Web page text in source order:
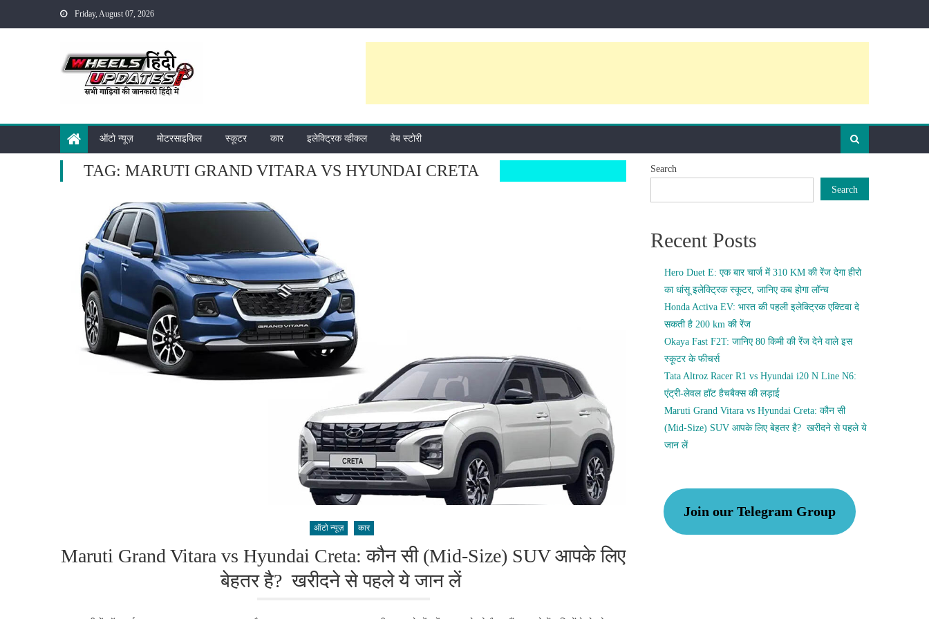
Friday, August 07, 2026
ऑटो न्यूज़ मोटरसाइकिल स्कूटर कार इलेक्ट्रिक व्हीकल वेब स्टोरी
TAG: MARUTI GRAND VITARA VS HYUNDAI CRETA
ऑटो न्यूज़ कार
Maruti Grand Vitara vs Hyundai Creta: कौन सी (Mid-Size) SUV आपके लिए
बेहतर है? खरीदने से पहले ये जान लें
Search
Search
Recent Posts
Hero Duet E: एक बार चार्ज में 310 KM की रेंज देगा हीरो
का धांसू इलेक्ट्रिक स्कूटर, जानिए कब होगा लॉन्च
Honda Activa EV: भारत की पहली इलेक्ट्रिक एक्टिवा दे
सकती है 200 km की रेंज
Okaya Fast F2T: जानिए 80 किमी की रेंज देने वाले इस
स्कूटर के फीचर्स
Tata Altroz Racer R1 vs Hyundai i20 N Line N6:
एंट्री-लेवल हॉट हैचबैक्स की लड़ाई
Maruti Grand Vitara vs Hyundai Creta: कौन सी
(Mid-Size) SUV आपके लिए बेहतर है? खरीदने से पहले ये
जान लें
Join our Telegram Group